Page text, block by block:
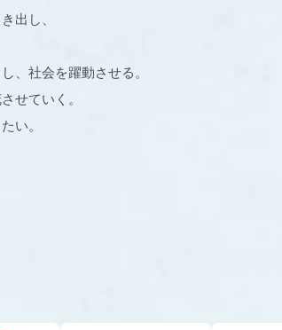
出し、
、社会を躍動させる。
せていく。
い。